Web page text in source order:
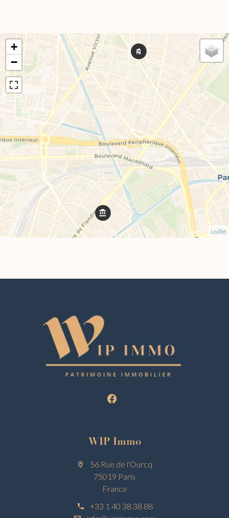
+
−
Leaflet
WIP Immo
56 Rue de l'Ourcq
75019 Paris
France
+33 1 40 38 38 88